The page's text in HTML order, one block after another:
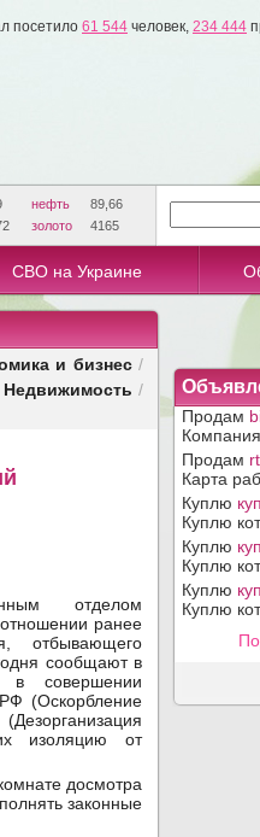
посетило 61 544 человек, 234 444
нефть
89,66
золото 4165
СВО на Украине
и бизнес/
Недвижимость /
отделом
ранее
отбывающего
сообщают в
совершении
(Оскорбление
изоляцию от
досмотра
законные
Продам
Продам
Карта
Куплю
Куплю
Куплю
Куплю
Куплю
Куплю